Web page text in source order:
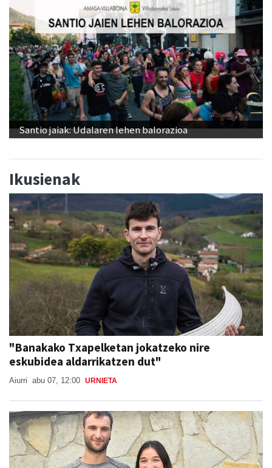
Santio jaiak: Udalaren lehen balorazioa
Ikusienak
"Banakako Txapelketan jokatzeko nire
eskubidea aldarrikatzen dut"
Aiurri abu 07, 12:00 URNIETA